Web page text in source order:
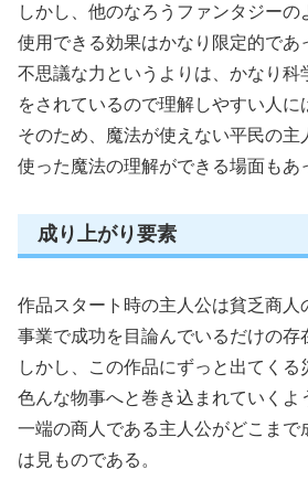
しかし、他のなろうファンタジーの
使用できる効果はかなり限定的であ
不思議な力というよりは、かなり科
をされているので理解しやすい人に
そのため、魔法が使えない平民の主
使った魔法の理解ができる場面もあ
成り上がり要素
作品スタート時の主人公は貧乏商人
事業で成功を目論んでいるだけの存
しかし、この作品にずっと出てく
色んな物事へと巻き込まれていくよ
一端の商人である主人公がどこまで
は見ものである。